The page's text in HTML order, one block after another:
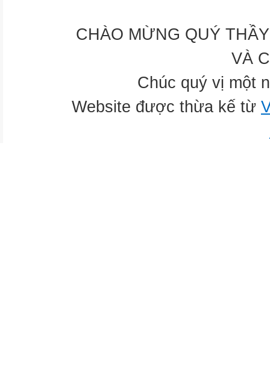
CHÀO MỪNG QUÝ
VÀ
Chúc quý vị một
Website được thừa kế từ